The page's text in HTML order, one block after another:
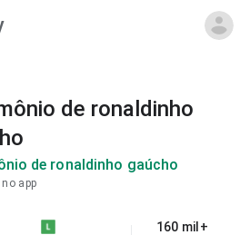
de ronaldinho
de ronaldinho gaúcho
app
160 mil+